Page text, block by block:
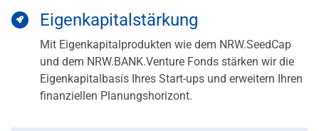
Eigenkapitalstärkung
Mit Eigenkapitalprodukten wie dem NRW.SeedCap
und dem NRW.BANK.Venture Fonds stärken wir die
Eigenkapitalbasis Ihres Start-ups und erweitern Ihren
finanziellen Planungshorizont.